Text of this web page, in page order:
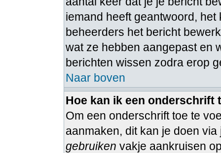
iemand heeft geantwoord,
beheerders het bericht
wat ze hebben aangepast en
berichten wissen zodra erop
Naar boven
Hoe kan ik een onderschrift
Om een onderschrift toe te
aanmaken, dit kan je doen
gebruiken vakje aankruisen